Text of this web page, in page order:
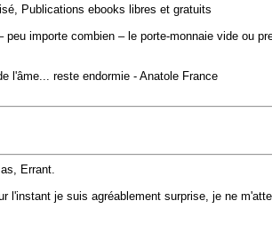
Publications ebooks libres et gratuits
importe combien – le porte-monnaie vide ou
l'âme... reste endormie - Anatole France
Errant.
l'instant je suis agréablement surprise, je ne